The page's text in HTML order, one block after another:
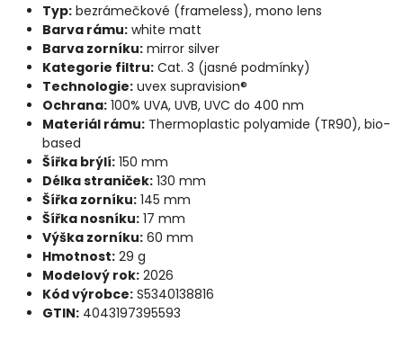
Typ: bezrámečkové (frameless), mono lens
Barva rámu: white matt
Barva zorníku: mirror silver
Kategorie filtru: Cat. 3 (jasné podmínky)
Technologie: uvex supravision®
Ochrana: 100% UVA, UVB, UVC do 400 nm
Materiál rámu: Thermoplastic polyamide (TR90), bio-
based
Šířka brýlí: 150 mm
Délka straniček: 130 mm
Šířka zorníku: 145 mm
Šířka nosníku: 17 mm
Výška zorníku: 60 mm
Hmotnost: 29 g
Modelový rok: 2026
Kód výrobce: S5340138816
GTIN: 4043197395593